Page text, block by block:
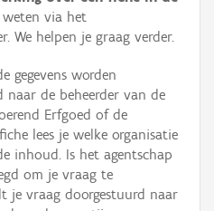
via het
We helpen je graag verder.
gegevens worden
de beheerder van de
Erfgoed of de
lees je welke organisatie
inhoud. Is het agentschap
om je vraag te
je vraag doorgestuurd naar